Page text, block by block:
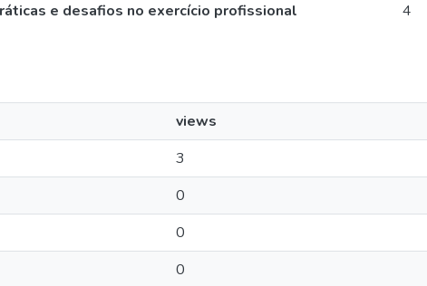
e desafios no exercício profissional
4
views
3
0
0
0